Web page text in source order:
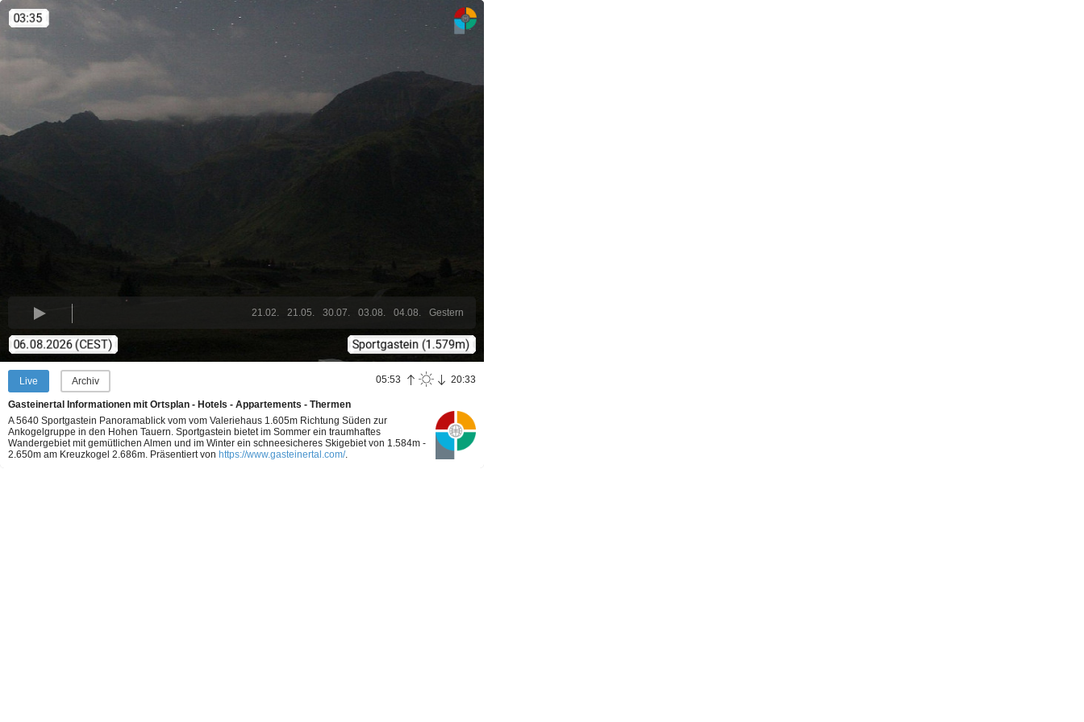
Gestern
04.08.
03.08.
30.07.
21.05.
21.02.
Live Archiv 05:53 20:33
Gasteinertal Informationen mit Ortsplan - Hotels - Appartements - Thermen
A 5640 Sportgastein Panoramablick vom vom Valeriehaus 1.605m Richtung Süden zur
Ankogelgruppe in den Hohen Tauern. Sportgastein bietet im Sommer ein traumhaftes
Wandergebiet mit gemütlichen Almen und im Winter ein schneesicheres Skigebiet von 1.584m -
2.650m am Kreuzkogel 2.686m. Präsentiert von https://www.gasteinertal.com/.